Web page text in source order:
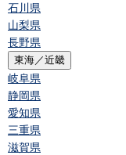
石川県
山梨県
長野県
東海／近畿
岐阜県
静岡県
愛知県
三重県
滋賀県